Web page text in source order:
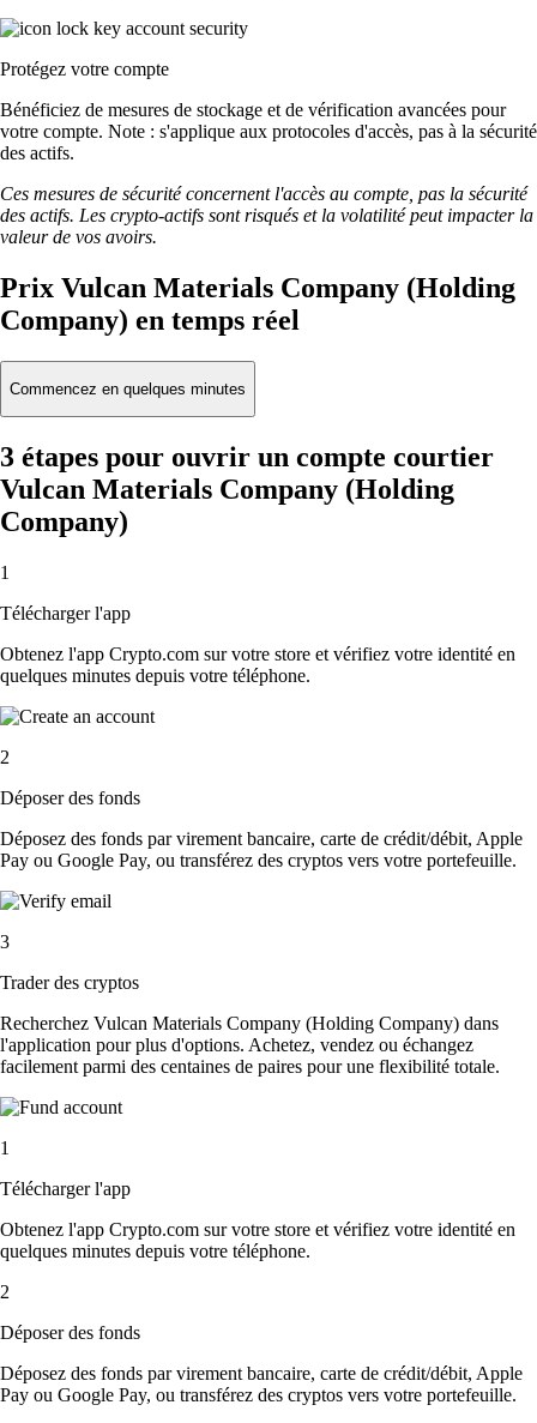
Protégez votre compte
Bénéficiez de mesures de stockage et de vérification avancées pour
votre compte. Note : s'applique aux protocoles d'accès, pas à la sécurité
des actifs.
Ces mesures de sécurité concernent l'accès au compte, pas la sécurité
des actifs. Les crypto-actifs sont risqués et la volatilité peut impacter la
valeur de vos avoirs.
Prix Vulcan Materials Company (Holding
Company) en temps réel
Commencez en quelques minutes
3 étapes pour ouvrir un compte courtier
Vulcan Materials Company (Holding
Company)
1
Télécharger l'app
Obtenez l'app Crypto.com sur votre store et vérifiez votre identité en
quelques minutes depuis votre téléphone.
2
Déposer des fonds
Déposez des fonds par virement bancaire, carte de crédit/débit, Apple
Pay ou Google Pay, ou transférez des cryptos vers votre portefeuille.
3
Trader des cryptos
Recherchez Vulcan Materials Company (Holding Company) dans
l'application pour plus d'options. Achetez, vendez ou échangez
facilement parmi des centaines de paires pour une flexibilité totale.
1
Télécharger l'app
Obtenez l'app Crypto.com sur votre store et vérifiez votre identité en
quelques minutes depuis votre téléphone.
2
Déposer des fonds
Déposez des fonds par virement bancaire, carte de crédit/débit, Apple
Pay ou Google Pay, ou transférez des cryptos vers votre portefeuille.